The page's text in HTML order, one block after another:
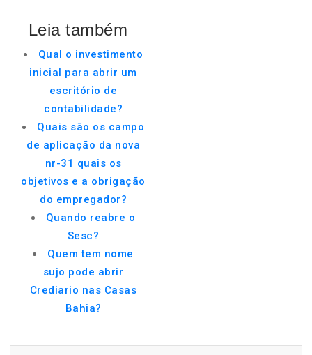
Leia também
Qual o investimento
inicial para abrir um
escritório de
contabilidade?
Quais são os campo
de aplicação da nova
nr-31 quais os
objetivos e a obrigação
do empregador?
Quando reabre o
Sesc?
Quem tem nome
sujo pode abrir
Crediario nas Casas
Bahia?